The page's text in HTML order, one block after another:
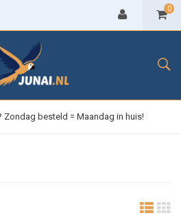
0
Zondag besteld = Maandag in huis!